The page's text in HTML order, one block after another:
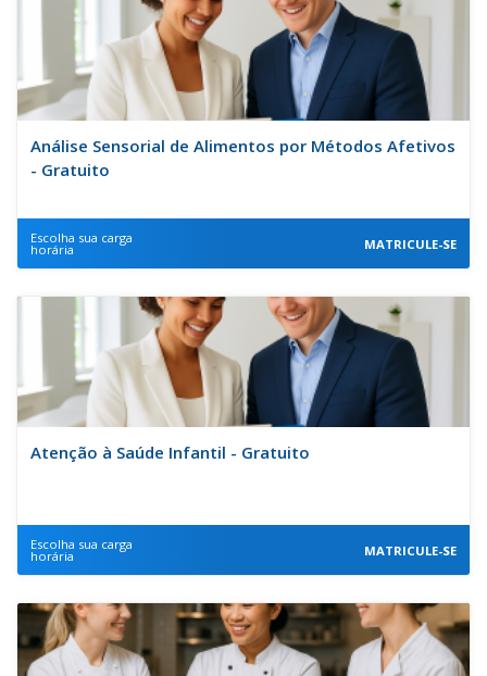
Análise Sensorial de Alimentos por Métodos Afetivos
- Gratuito
Escolha sua carga
horária MATRICULE-SE
Atenção à Saúde Infantil - Gratuito
Escolha sua carga
horária MATRICULE-SE